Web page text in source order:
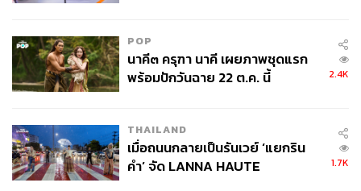
‘ท่องเที่ยวลด’ โอกาสดีสร้างความเข้มแข็งภาคการ
ผลิต
ดร.สันติธารชี้ว่า รายได้ท่องเที่ยวที่เคยพุ่งสูงในอดีต แม้ช่วย
หนุนดุลบัญชีเดินสะพัด แต่ก็เคยทำให้เงินบาทแข็งค่าจน
กระทบความสามารถแข่งขันของภาคอุตสาหกรรม ขณะที่
ปัจจุบันการท่องเที่ยวชะลอลงและการลงทุนใหม่เริ่มเพิ่มขึ้น
POP
นาคี๓ ครุฑา นาคี เผยภาพชุดแรก
พร้อมปักวันฉาย 22 ต.ค. นี้
2.4K
THAILAND
เมื่อถนนกลายเป็นรันเวย์ ‘แยกริน
คำ’ จัด LANNA HAUTE
1.7K